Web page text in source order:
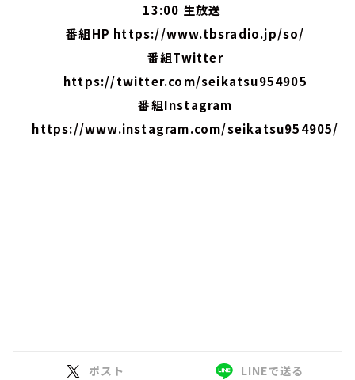
13:00 生放送
番組HP https://www.tbsradio.jp/so/
番組Twitter
https://twitter.com/seikatsu954905
番組Instagram
https://www.instagram.com/seikatsu954905/
ポスト LINEで送る